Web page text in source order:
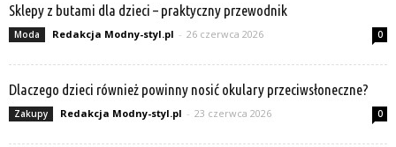
Sklepy z butami dla dzieci – praktyczny przewodnik
Moda Redakcja Modny-styl.pl - 26 czerwca 2026 0
Dlaczego dzieci również powinny nosić okulary przeciwsłoneczne?
Zakupy Redakcja Modny-styl.pl - 23 czerwca 2026 0